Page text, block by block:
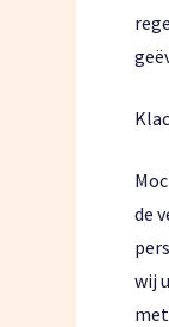
de
wij